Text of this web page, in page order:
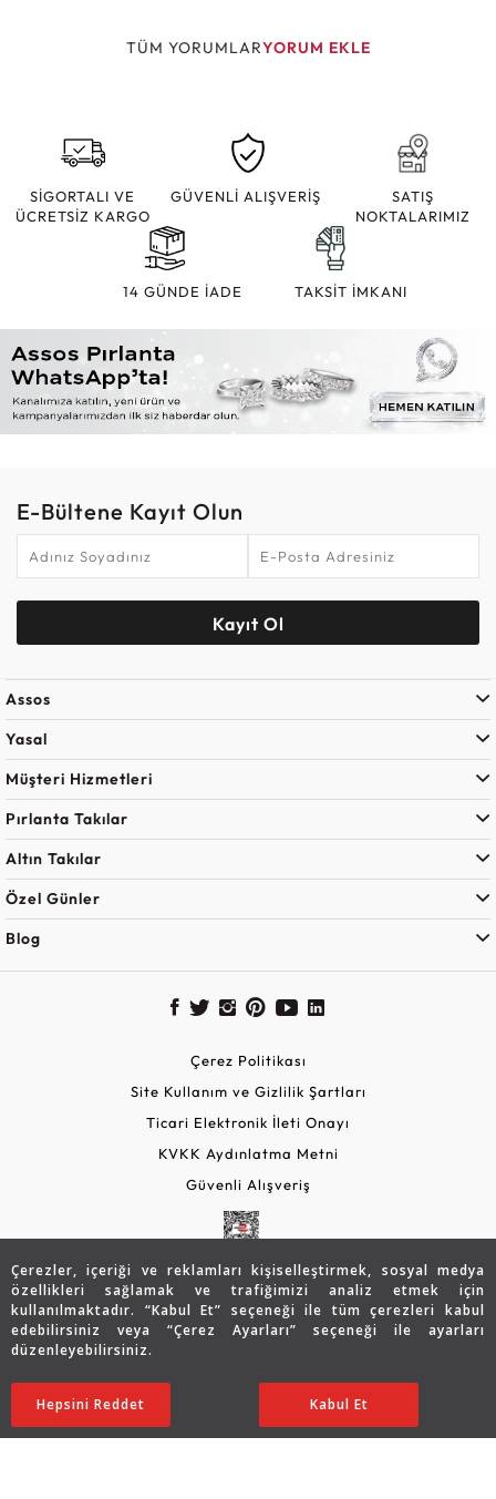
Çerezler, içeriği ve reklamları kişiselleştirmek, sosyal medya
özellikleri sağlamak ve trafiğimizi analiz etmek için
kullanılmaktadır. “Kabul Et” seçeneği ile tüm çerezleri kabul
edebilirsiniz veya “Çerez Ayarları” seçeneği ile ayarları
düzenleyebilirsiniz.
Ayarları Düzenle
Hepsini Reddet Kabul Et
61.891TL SATIN ALIN
TÜM YORUMLARYORUM EKLE
SİGORTALI VE
ÜCRETSİZ KARGO
GÜVENLİ ALIŞVERİŞ
SATIŞ
NOKTALARIMIZ
14 GÜNDE İADE TAKSİT İMKANI
E-Bültene Kayıt Olun
Kayıt Ol
Assos
Yasal
Müşteri Hizmetleri
Pırlanta Takılar
Altın Takılar
Özel Günler
Blog
Çerez Politikası
Site Kullanım ve Gizlilik Şartları
Ticari Elektronik İleti Onayı
KVKK Aydınlatma Metni
Güvenli Alışveriş
Copyright © 2026 Assos Pırlanta - Bu sitenin tüm hakları